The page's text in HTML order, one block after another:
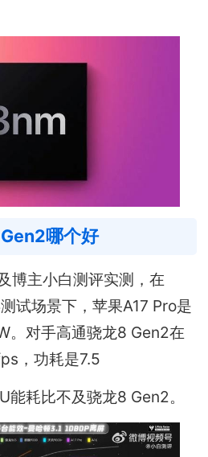
哪个好
博主小白测评实测，在
试场景下，苹果A17 Pro是
。对手高通骁龙8 Gen2在
，功耗是7.5
能耗比不及骁龙8 Gen2。